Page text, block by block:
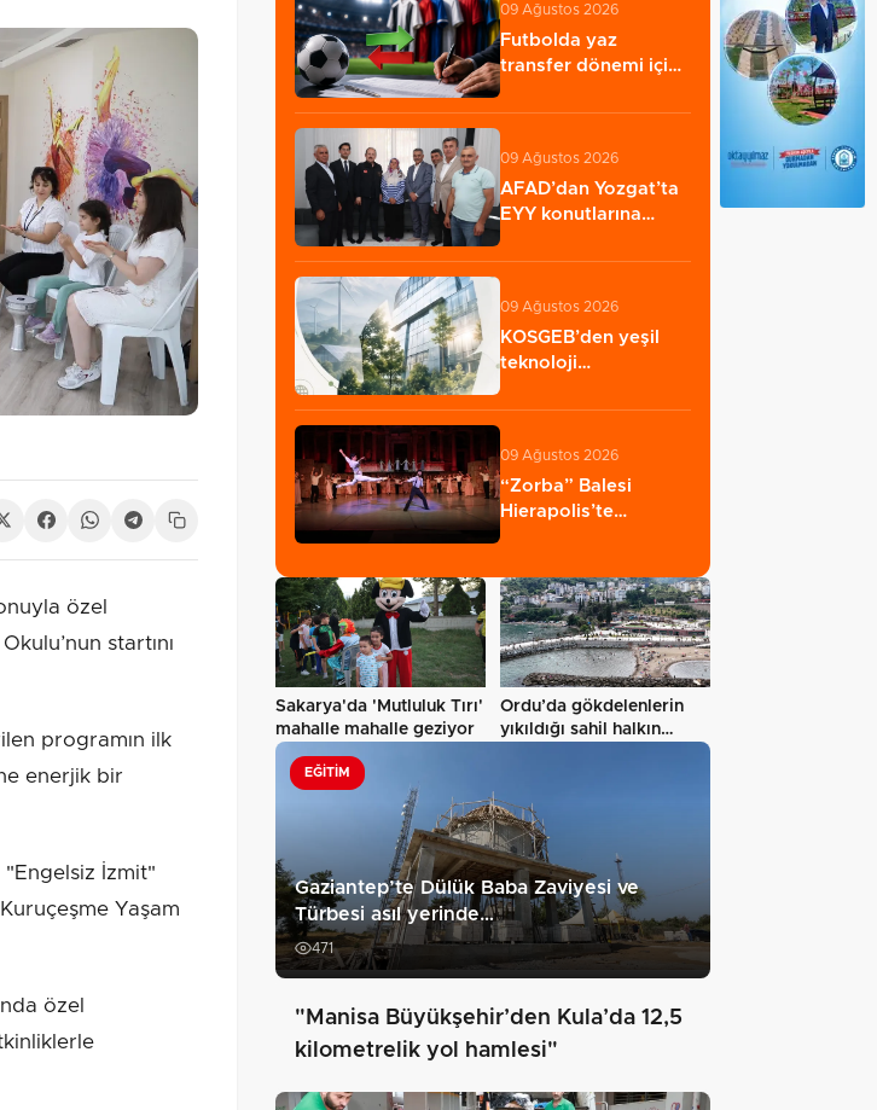
özel
startını
programın ilk
enerjik bir
İzmit"
Yaşam
özel
09 Ağustos 2026
Futbolda yaz
transfer dönemi için
09 Ağustos 2026
AFAD’dan Yozgat’ta
EYY konutlarına
09 Ağustos 2026
KOSGEB’den yeşil
teknoloji
milyon…
09 Ağustos 2026
“Zorba” Balesi
Hierapolis’te
Sakarya'da 'Mutluluk Tırı'
mahalle mahalle geziyor
Ordu’da gökdelenlerin
yıkıldığı sahil halkın
EĞITIM
Gaziantep’te Dülük Baba Zaviyesi ve
Türbesi asıl yerinde…
471
"Manisa Büyükşehir’den Kula’da 12,5
kilometrelik yol hamlesi"